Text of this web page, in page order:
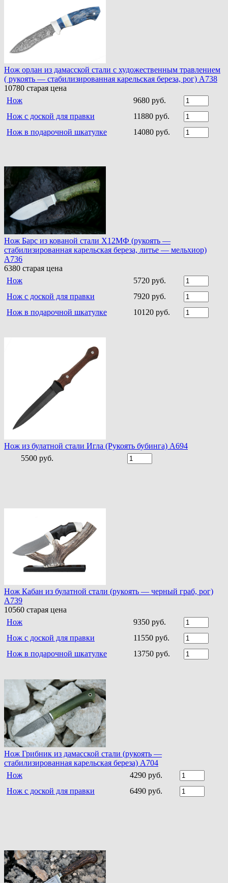
Нож орлан из дамасской стали с художественным травлением
( рукоять — стабилизированная карельская береза, рог) A738
10780 старая цена
Нож
9680 руб.
Нож с доской для правки
11880 руб.
Нож в подарочной шкатулке
14080 руб.
Нож Барс из кованой стали Х12МФ (рукоять —
стабилизированная карельская береза, литье — мельхиор)
A736
6380 старая цена
Нож
5720 руб.
Нож с доской для правки
7920 руб.
Нож в подарочной шкатулке
10120 руб.
Нож из булатной стали Игла (Рукоять бубинга) A694
5500 руб.
Нож Кабан из булатной стали (рукоять — черный граб, рог)
A739
10560 старая цена
Нож
9350 руб.
Нож с доской для правки
11550 руб.
Нож в подарочной шкатулке
13750 руб.
Нож Грибник из дамасской стали (рукоять —
стабилизированная карельская береза) A704
Нож
4290 руб.
Нож с доской для правки
6490 руб.